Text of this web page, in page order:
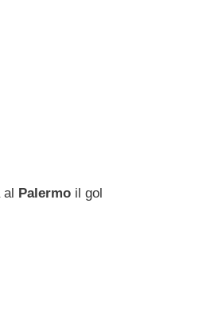
Palermo il gol